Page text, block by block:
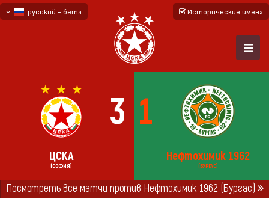
русский - бета
Исторические имена
3 1
ЦСКА
(СОФИЯ)
Нефтохимик 1962
(БУРГАС)
Посмотреть все матчи против Нефтохимик 1962 (Бургас)
ГЛАВНАЯ СЕЗОНЫ 2015/16
КУБОК БОЛГАРИИ 2015/16